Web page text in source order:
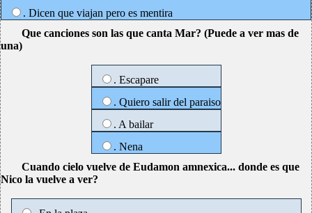
. Dicen que viajan pero es mentira
Que canciones son las que canta Mar? (Puede a ver mas de
una)
. Escapare
. Quiero salir del paraiso
. A bailar
. Nena
Cuando cielo vuelve de Eudamon amnexica... donde es que
Nico la vuelve a ver?